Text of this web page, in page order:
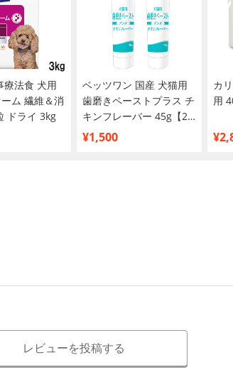
療法食 犬用
ム 繊維＆消
ドライ 3kg
ベッツワン 国産 犬猫用
歯磨きペーストプラス チ
キンフレーバー 45g【2
個セット】
¥1,500
カ
用
レビューを投稿する